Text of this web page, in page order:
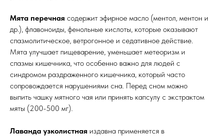
Мята перечная содержит эфирное масло (ментол, ментон и
др.), флавоноиды, фенольные кислоты, которые оказывают
спазмолитическое, ветрогонное и седативное действие.
Мята улучшает пищеварение, уменьшает метеоризм и
спазмы кишечника, что особенно важно для людей с
синдромом раздраженного кишечника, который часто
сопровождается нарушениями сна. Перед сном можно
выпить чашку мятного чая или принять капсулу с экстрактом
мяты (200-500 мг).
Лаванда узколистная издавна применяется в